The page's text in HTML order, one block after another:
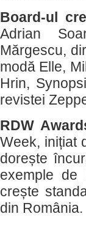
Board-ul
Adrian
Mărgescu,
modă Elle,
Hrin,
revistei
RDW
Week, inițiat
dorește
exemple de
crește
din România.